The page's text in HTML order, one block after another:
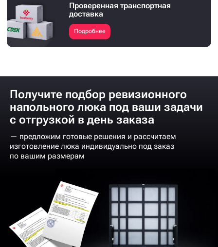
Проверенная транспортная
доставка
Подробнее
Получите подбор ревизионного
напольного люка под ваши задачи
с отгрузкой в день заказа
— предложим готовые решения и рассчитаем
изготовление люка индивидуально под заказ
по вашим размерам